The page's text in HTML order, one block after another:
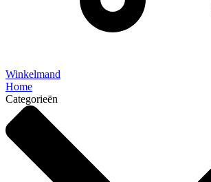
Winkelmand
Home
Categorieën